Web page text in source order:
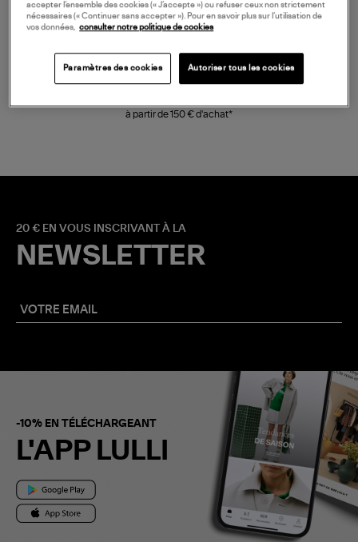
à partir de 150 € d'achat*
20 € EN VOUS INSCRIVANT À LA
NEWSLETTER
-10% EN TÉLÉCHARGEANT
L'APP LULLI
accepter l’ensemble des cookies (« J’accepte ») ou refuser ceux non strictement
nécessaires (« Continuer sans accepter »). Pour en savoir plus sur l’utilisation de
vos données, consulter notre politique de cookies
Paramètres des cookies Autoriser tous les cookies